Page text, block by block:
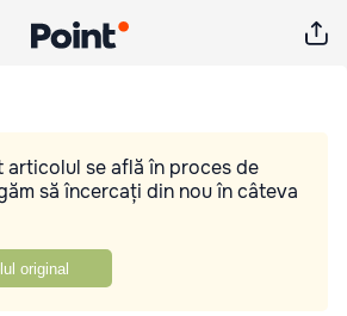
articolul se află în proces de
să încercați din nou în câteva
original